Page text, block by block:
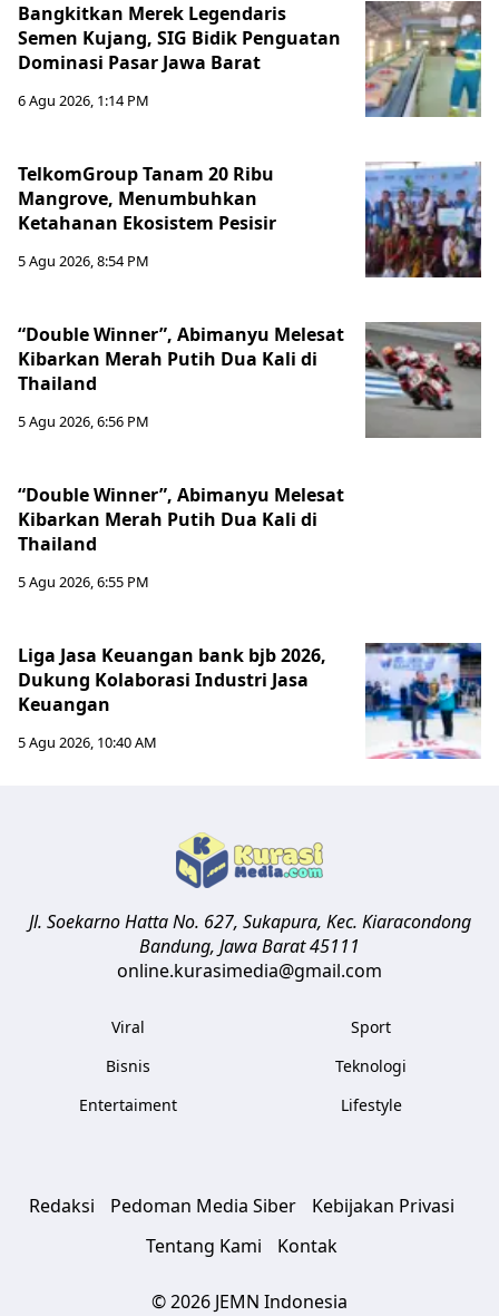
Bangkitkan Merek Legendaris
Semen Kujang, SIG Bidik Penguatan
Dominasi Pasar Jawa Barat
6 Agu 2026, 1:14 PM
TelkomGroup Tanam 20 Ribu
Mangrove, Menumbuhkan
Ketahanan Ekosistem Pesisir
5 Agu 2026, 8:54 PM
“Double Winner”, Abimanyu Melesat
Kibarkan Merah Putih Dua Kali di
Thailand
5 Agu 2026, 6:56 PM
“Double Winner”, Abimanyu Melesat
Kibarkan Merah Putih Dua Kali di
Thailand
5 Agu 2026, 6:55 PM
Liga Jasa Keuangan bank bjb 2026,
Dukung Kolaborasi Industri Jasa
Keuangan
5 Agu 2026, 10:40 AM
Jl. Soekarno Hatta No. 627, Sukapura, Kec. Kiaracondong
Bandung, Jawa Barat45111
online.kurasimedia@gmail.com
Viral
Bisnis
Entertaiment
Sport
Teknologi
Lifestyle
Redaksi Pedoman Media Siber
Kebijakan Privasi
Tentang Kami
Kontak
© 2026 JEMN Indonesia